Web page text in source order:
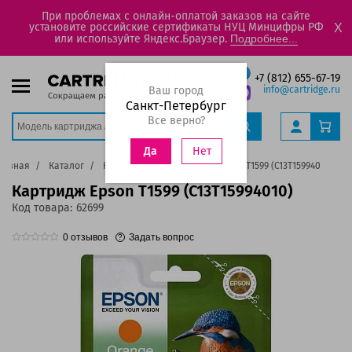
При проблемах с онлайн-оплатой заказов на сайте
установите российские сертификаты НУЦ Минцифры РФ
или используйте Яндекс.Браузер. Подробнее...
X
+7 (812) 655-67-19
info@cartridge.ru
Ваш город
Санкт-Петербург
Все верно?
Да Нет
Каталог Картриджи Картридж Epson T1599 (C13T15994010)
Картридж Epson T1599 (C13T15994010)
Код товара: 62699
0 отзывов Задать вопрос